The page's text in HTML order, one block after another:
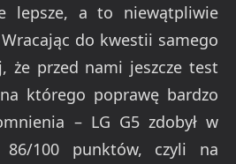
lepsze, a to niewątpliwie
do kwestii samego
że przed nami jeszcze test
którego poprawę bardzo
– LG G5 zdobył w
86/100 punktów, czyli na